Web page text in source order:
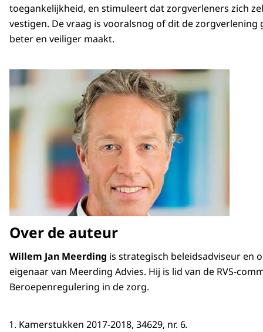
toegankelijkheid, en stimuleert dat zorgverleners zich
vestigen. De vraag is vooralsnog of dit de zorgverlening
beter en veiliger maakt.
Over de auteur
Willem Jan Meerding is strategisch beleidsadviseur en
eigenaar van Meerding Advies. Hij is lid van de RVS-
Beroepenregulering in de zorg.
Kamerstukken 2017-2018, 34629, nr. 6.